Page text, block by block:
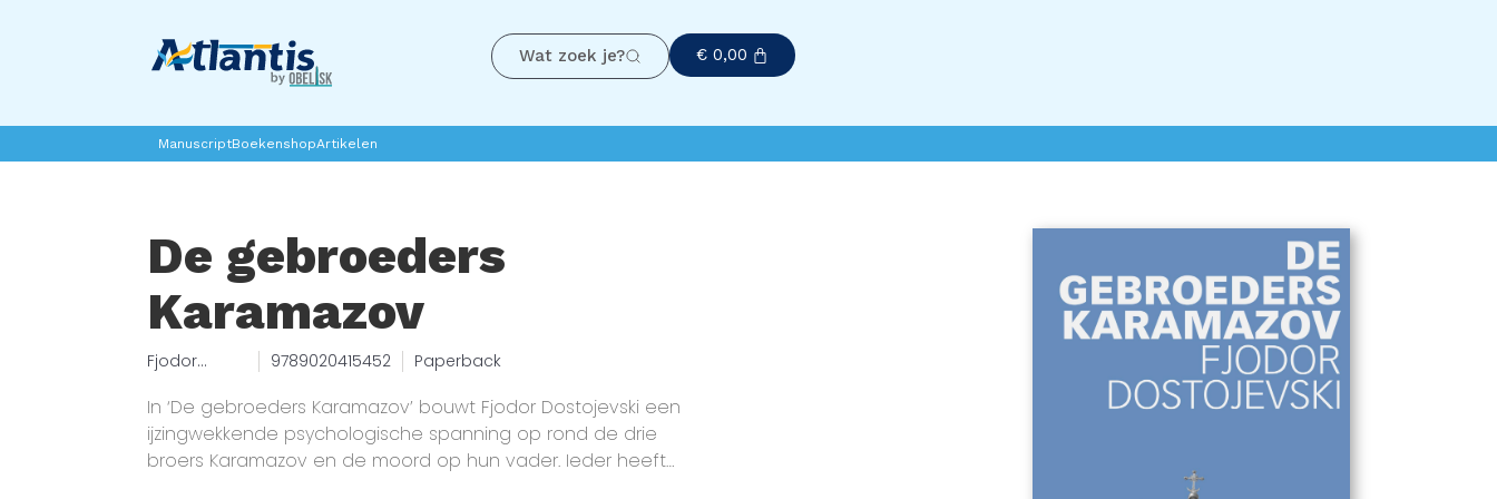
Wat zoek je? €0,00
ManuscriptBoekenshopArtikelen
De gebroeders
Karamazov
Fjodor
9789020415452 Paperback
In ‘De gebroeders Karamazov’ bouwt Fjodor Dostojevski een
ijzingwekkende psychologische spanning op rond de drie
broers Karamazov en de moord op hun vader. Ieder heeft